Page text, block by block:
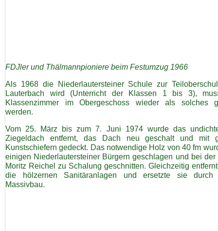
FDJler und Thälmannpioniere beim Festumzug 1966
Als 1968 die Niederlautersteiner Schule zur
Lauterbach wird (Unterricht der Klassen 1 bis 3),
Klassenzimmer im Obergeschoss wieder als solches
werden.
Vom 25. März bis zum 7. Juni 1974 wurde das
Ziegeldach entfernt, das Dach neu geschalt und mit
Kunstschiefern gedeckt. Das notwendige Holz von 40 fm
einigen Niederlautersteiner Bürgern geschlagen und bei der
Moritz Reichel zu Schalung geschnitten. Gleichzeitig
die hölzernen Sanitäranlagen und ersetzte sie durch
Massivbau.